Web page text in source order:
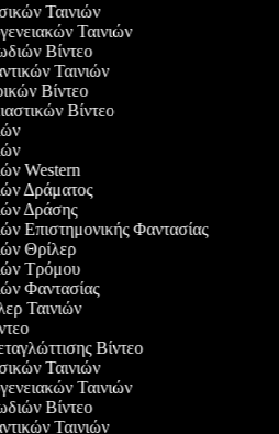
Ταινιών
Ταινιών
Βίντεο
Ταινιών
Βίντεο
Βίντεο
Western
Δράματος
Δράσης
Επιστημονικής Φαντασίας
Θρίλερ
Τρόμου
Φαντασίας
Ταινιών
Βίντεο
Ταινιών
Ταινιών
Βίντεο
Ταινιών